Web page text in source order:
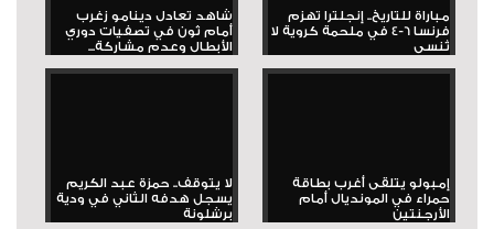
مباراة للتاريخ.. إنجلترا تهزم
فرنسا 6-4 في ملحمة كروية لا
تُنسى
شاهد تعادل دينامو زغرب
أمام ثون في تصفيات دوري
الأبطال وعدم مشاركة...
إمبولو يتلقى أغرب بطاقة
حمراء في المونديال أمام
الأرجنتين
لا يتوقف.. حمزة عبد الكريم
يسجل هدفه الثاني في ودية
برشلونة